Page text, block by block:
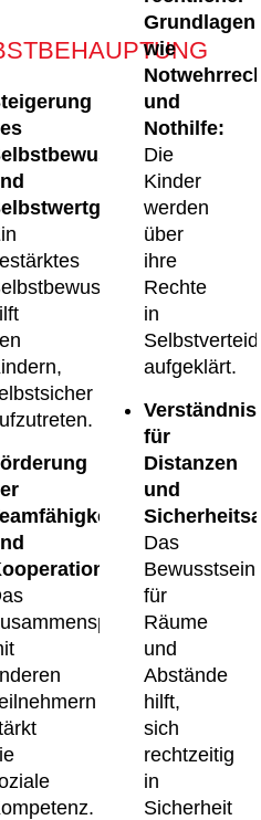
Grundlagen
wie
und
Nothilfe:
Die
Kinder
werden
über
ihre
Rechte
in
aufgeklärt.
Verständnis
für
Distanzen
und
Das
Bewusstsein
für
Räume
und
Abstände
hilft,
sich
rechtzeitig
in
Sicherheit